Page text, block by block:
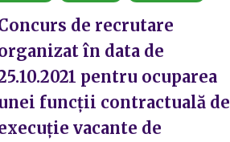
de recrutare
în data de
pentru ocuparea
funcții contractuală de
vacante de